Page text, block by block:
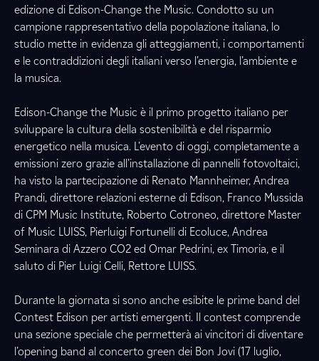
edizione di Edison-Change the Music. Condotto su un
campione rappresentativo della popolazione italiana, lo
studio mette in evidenza gli atteggiamenti, i comportamenti
e le contraddizioni degli italiani verso l’energia, l’ambiente e
la musica.
Edison-Change the Music è il primo progetto italiano per
sviluppare la cultura della sostenibilità e del risparmio
energetico nella musica. L’evento di oggi, completamente a
emissioni zero grazie all’installazione di pannelli fotovoltaici,
ha visto la partecipazione di Renato Mannheimer, Andrea
Prandi, direttore relazioni esterne di Edison, Franco Mussida
di CPM Music Institute, Roberto Cotroneo, direttore Master
of Music LUISS, Pierluigi Fortunelli di Ecoluce, Andrea
Seminara di Azzero CO2 ed Omar Pedrini, ex Timoria, e il
saluto di Pier Luigi Celli, Rettore LUISS.
Durante la giornata si sono anche esibite le prime band del
Contest Edison per artisti emergenti. Il contest comprende
una sezione speciale che permetterà ai vincitori di diventare
l’opening band al concerto green dei Bon Jovi (17 luglio,